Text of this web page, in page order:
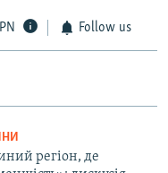
Follow us
регіон, де